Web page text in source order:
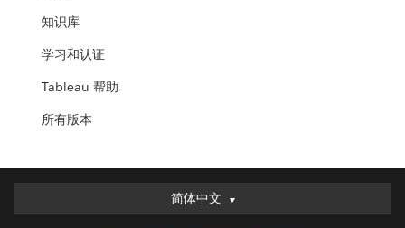
知识库
学习和认证
Tableau 帮助
所有版本
简体中文
简体中文